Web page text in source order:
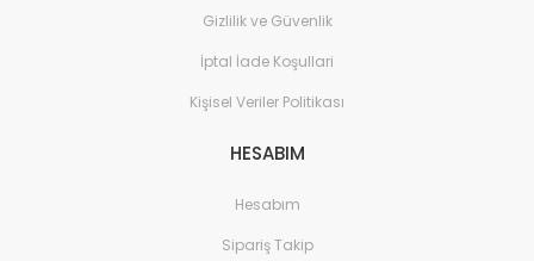
Gizlilik ve Güvenlik
İptal İade Koşullari
Kişisel Veriler Politikası
HESABIM
Hesabım
Sipariş Takip